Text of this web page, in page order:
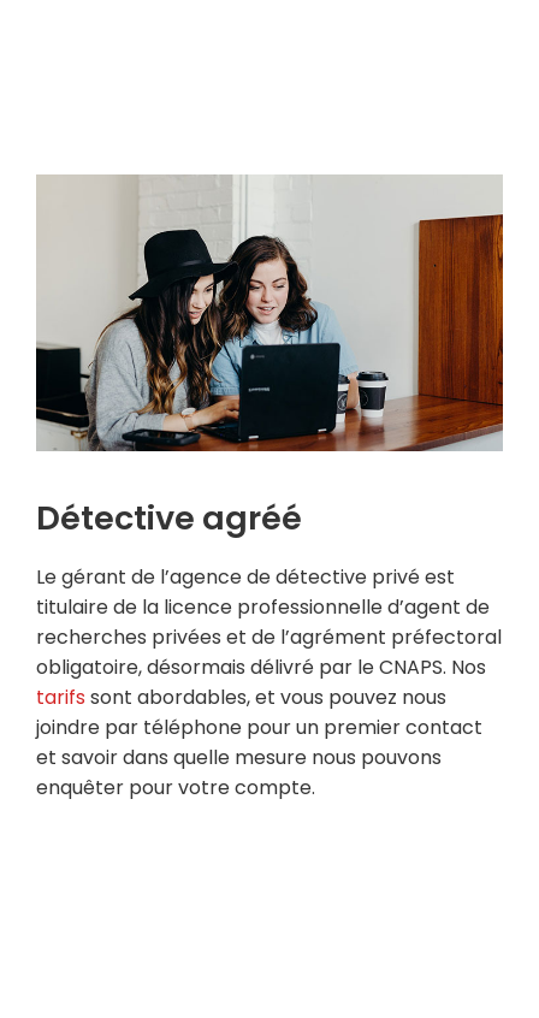
Détective agréé
Le gérant de l’agence de détective privé est
titulaire de la licence professionnelle d’agent de
recherches privées et de l’agrément préfectoral
obligatoire, désormais délivré par le CNAPS. Nos
tarifs sont abordables, et vous pouvez nous
joindre par téléphone pour un premier contact
et savoir dans quelle mesure nous pouvons
enquêter pour votre compte.